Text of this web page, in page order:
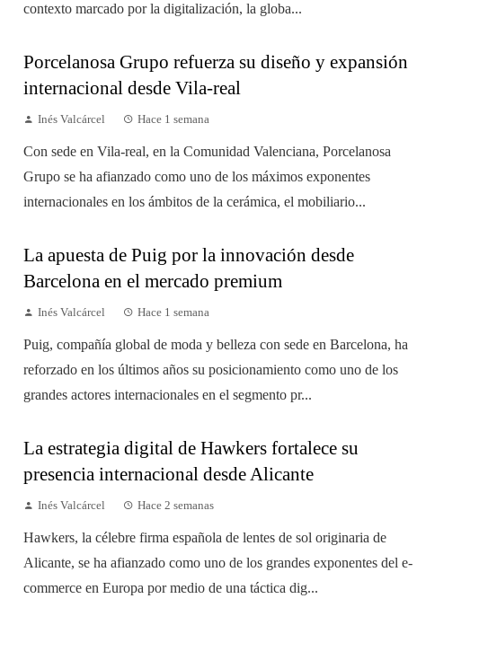
contexto marcado por la digitalización, la globa...
Porcelanosa Grupo refuerza su diseño y expansión
internacional desde Vila-real
Inés Valcárcel Hace 1 semana
Con sede en Vila-real, en la Comunidad Valenciana, Porcelanosa
Grupo se ha afianzado como uno de los máximos exponentes
internacionales en los ámbitos de la cerámica, el mobiliario...
La apuesta de Puig por la innovación desde
Barcelona en el mercado premium
Inés Valcárcel Hace 1 semana
Puig, compañía global de moda y belleza con sede en Barcelona, ha
reforzado en los últimos años su posicionamiento como uno de los
grandes actores internacionales en el segmento pr...
La estrategia digital de Hawkers fortalece su
presencia internacional desde Alicante
Inés Valcárcel Hace 2 semanas
Hawkers, la célebre firma española de lentes de sol originaria de
Alicante, se ha afianzado como uno de los grandes exponentes del e-
commerce en Europa por medio de una táctica dig...